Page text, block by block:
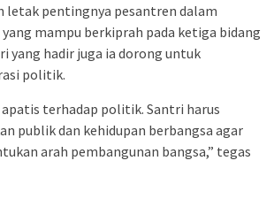
letak pentingnya pesantren dalam
mampu berkiprah pada ketiga bidang
yang hadir juga ia dorong untuk
politik.
terhadap politik. Santri harus
publik dan kehidupan berbangsa agar
arah pembangunan bangsa,” tegas